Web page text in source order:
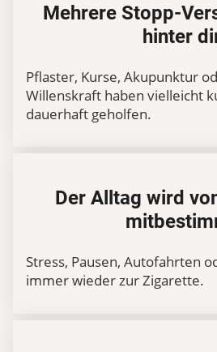
Mehrere Stopp-
hinter
Pflaster, Kurse, Akupunktur
Willenskraft haben vielleicht
dauerhaft geholfen.
Der Alltag wird
Stress, Pausen, Autofahrten
immer wieder zur Zigarette.